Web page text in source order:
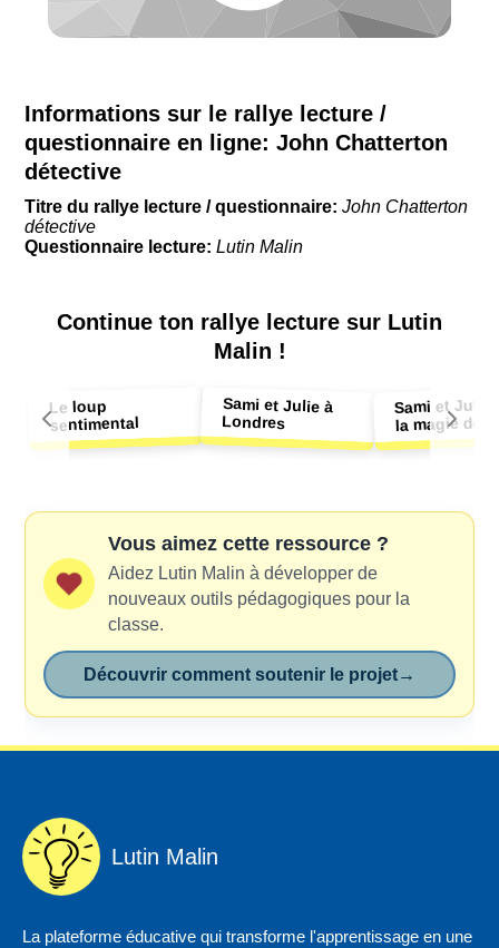
Informations sur le rallye lecture /
questionnaire en ligne:John Chatterton
détective
Titre du rallye lecture / questionnaire:John Chatterton
détective
Questionnaire lecture:Lutin Malin
Continue ton rallye lecture sur Lutin
Malin !
Le loup
sentimental
Sami et Julie à
Londres
Sami et Julie
la magie de
Vous aimez cette ressource ?
Aidez Lutin Malin à développer de
nouveaux outils pédagogiques pour la
classe.
Découvrir comment soutenir le projet→
Lutin Malin
La plateforme éducative qui transforme l'apprentissage en une